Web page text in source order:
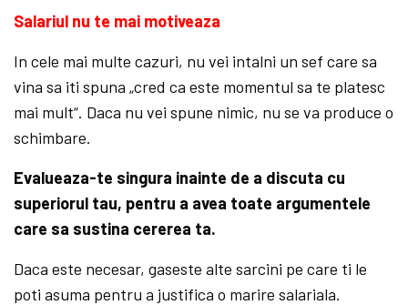
Salariul nu te mai motiveaza
In cele mai multe cazuri, nu vei intalni un sef care sa
vina sa iti spuna „cred ca este momentul sa te platesc
mai mult“. Daca nu vei spune nimic, nu se va produce o
schimbare.
Evalueaza-te singura inainte de a discuta cu
superiorul tau, pentru a avea toate argumentele
care sa sustina cererea ta.
Daca este necesar, gaseste alte sarcini pe care ti le
poti asuma pentru a justifica o marire salariala.